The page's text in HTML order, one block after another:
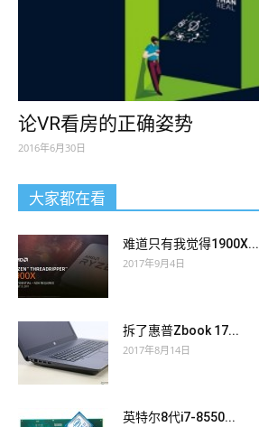
论VR看房的正确姿势
2016年6月30日
大家都在看
难道只有我觉得1900X...
2017年9月4日
拆了惠普Zbook 17...
2017年8月14日
英特尔8代i7-8550...